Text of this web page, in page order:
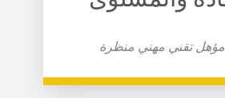
تقني مهني منظرة